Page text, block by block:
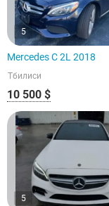
5
Mercedes C 2L 2018
Тбилиси
10 500 $
5